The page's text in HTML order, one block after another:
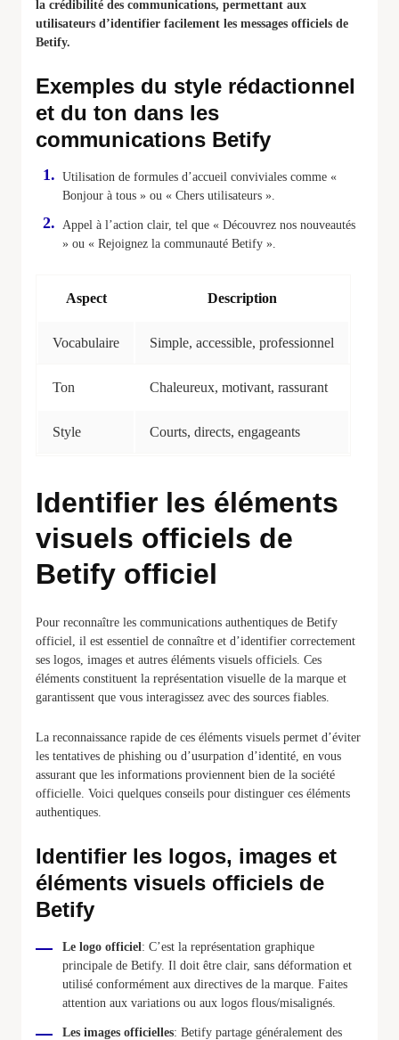
la crédibilité des communications, permettant aux
utilisateurs d’identifier facilement les messages officiels de
Betify.
Exemples du style rédactionnel
et du ton dans les
communications Betify
Utilisation de formules d’accueil conviviales comme «
Bonjour à tous » ou « Chers utilisateurs ».
Appel à l’action clair, tel que « Découvrez nos nouveautés
» ou « Rejoignez la communauté Betify ».
Aspect Description
Vocabulaire Simple, accessible, professionnel
Ton Chaleureux, motivant, rassurant
Style Courts, directs, engageants
Identifier les éléments
visuels officiels de
Betify officiel
Pour reconnaître les communications authentiques de Betify
officiel, il est essentiel de connaître et d’identifier correctement
ses logos, images et autres éléments visuels officiels. Ces
éléments constituent la représentation visuelle de la marque et
garantissent que vous interagissez avec des sources fiables.
La reconnaissance rapide de ces éléments visuels permet d’éviter
les tentatives de phishing ou d’usurpation d’identité, en vous
assurant que les informations proviennent bien de la société
officielle. Voici quelques conseils pour distinguer ces éléments
authentiques.
Identifier les logos, images et
éléments visuels officiels de
Betify
Le logo officiel: C’est la représentation graphique
principale de Betify. Il doit être clair, sans déformation et
utilisé conformément aux directives de la marque. Faites
attention aux variations ou aux logos flous/misalignés.
Les images officielles: Betify partage généralement des